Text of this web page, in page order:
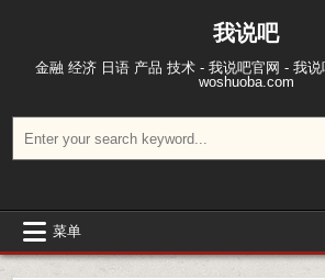
我说吧
金融 经济 日语 产品 技术 - 我说吧官网 - 我
woshuoba.com
菜单